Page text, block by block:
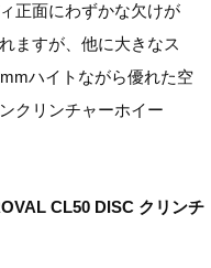
正面にわずかな欠けが
ますが、他に大きなス
ハイトながら優れた空
クリンチャーホイー
CL50 DISC クリンチ